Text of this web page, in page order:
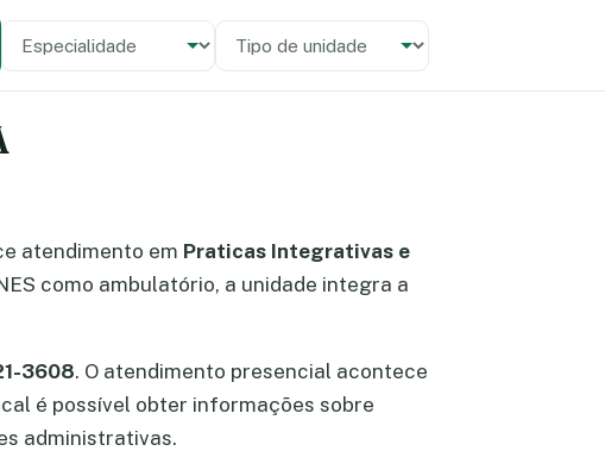
Especialidade
Tipo de unidade
atendimento em Praticas Integrativas e
como ambulatório, a unidade integra a
3608. O atendimento presencial acontece
é possível obter informações sobre
administrativas.